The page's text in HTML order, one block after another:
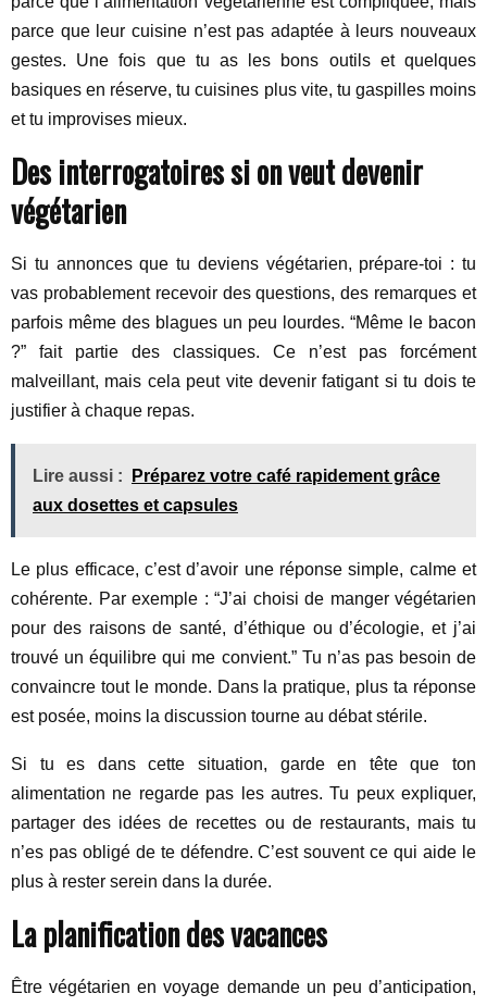
parce que leur cuisine n’est pas adaptée à leurs nouveaux
gestes. Une fois que tu as les bons outils et quelques
basiques en réserve, tu cuisines plus vite, tu gaspilles moins
et tu improvises mieux.
Des interrogatoires si on veut devenir
végétarien
Si tu annonces que tu deviens végétarien, prépare-toi : tu
vas probablement recevoir des questions, des remarques et
parfois même des blagues un peu lourdes. “Même le bacon
?” fait partie des classiques. Ce n’est pas forcément
malveillant, mais cela peut vite devenir fatigant si tu dois te
justifier à chaque repas.
Lire aussi :
Préparez votre café rapidement grâce
aux dosettes et capsules
Le plus efficace, c’est d’avoir une réponse simple, calme et
cohérente. Par exemple : “J’ai choisi de manger végétarien
pour des raisons de santé, d’éthique ou d’écologie, et j’ai
trouvé un équilibre qui me convient.” Tu n’as pas besoin de
convaincre tout le monde. Dans la pratique, plus ta réponse
est posée, moins la discussion tourne au débat stérile.
Si tu es dans cette situation, garde en tête que ton
alimentation ne regarde pas les autres. Tu peux expliquer,
partager des idées de recettes ou de restaurants, mais tu
n’es pas obligé de te défendre. C’est souvent ce qui aide le
plus à rester serein dans la durée.
La planification des vacances
Être végétarien en voyage demande un peu d’anticipation,